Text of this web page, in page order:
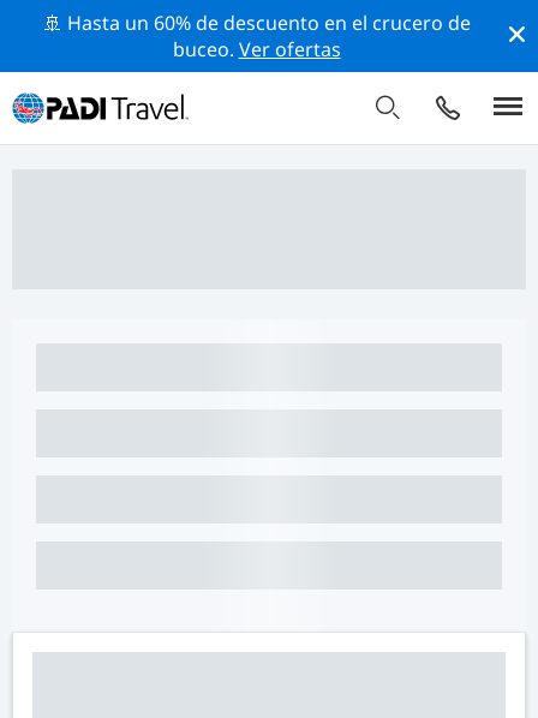
🚢 Hasta un 60% de descuento en el crucero de
buceo. Ver ofertas